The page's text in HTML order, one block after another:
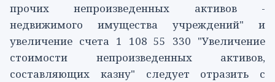
прочих непроизведенных активов -
недвижимого имущества учреждений" и
увеличение счета 1 108 55 330 "Увеличение
стоимости непроизведенных активов,
составляющих казну" следует отразить с